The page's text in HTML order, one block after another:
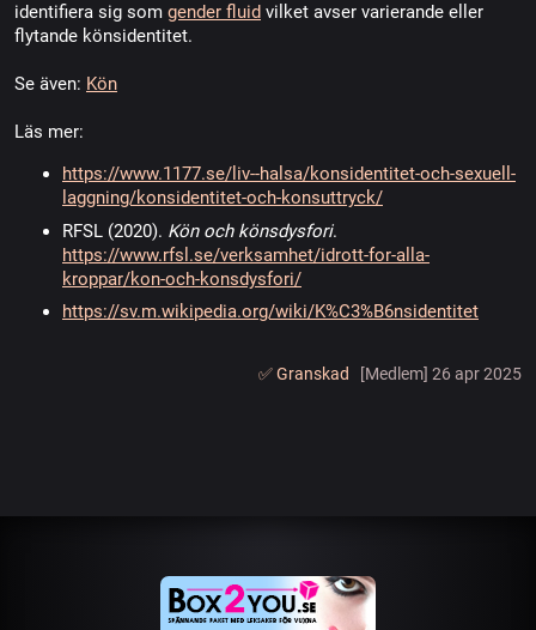
identifiera sig som gender fluid vilket avser varierande eller
flytande könsidentitet.
Se även: Kön
Läs mer:
https://www.1177.se/liv--halsa/konsidentitet-och-sexuell-
laggning/konsidentitet-och-konsuttryck/
RFSL (2020). Kön och könsdysfori.
https://www.rfsl.se/verksamhet/idrott-for-alla-
kroppar/kon-och-konsdysfori/
https://sv.m.wikipedia.org/wiki/K%C3%B6nsidentitet
✅️ Granskad [Medlem] 26 apr 2025